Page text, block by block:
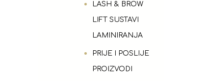
LASH & BROW
LIFT SUSTAVI
LAMINIRANJA
PRIJE I POSLIJE
PROIZVODI